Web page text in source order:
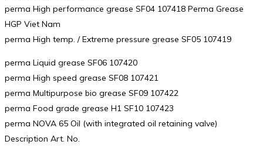
perma High performance grease SF04 107418 Perma Grease
HGP Viet Nam
perma High temp. / Extreme pressure grease SF05 107419
perma Liquid grease SF06 107420
perma High speed grease SF08 107421
perma Multipurpose bio grease SF09 107422
perma Food grade grease H1 SF10 107423
perma NOVA 65 Oil (with integrated oil retaining valve)
Description Art. No.